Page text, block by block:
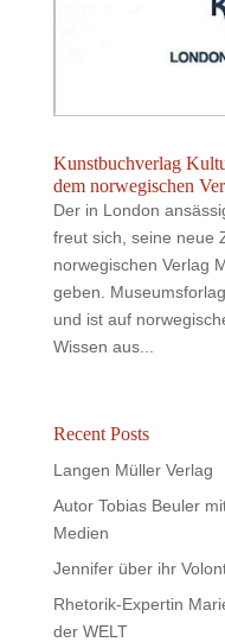
Kunstbuchverlag
dem norwegischen
Der in London
freut sich, seine neue
norwegischen Verlag
geben.
und ist auf
Wissen aus...
Recent Posts
Langen Müller Verlag
Autor Tobias Beuler
Medien
Jennifer über ihr
Rhetorik-Expertin
der WELT